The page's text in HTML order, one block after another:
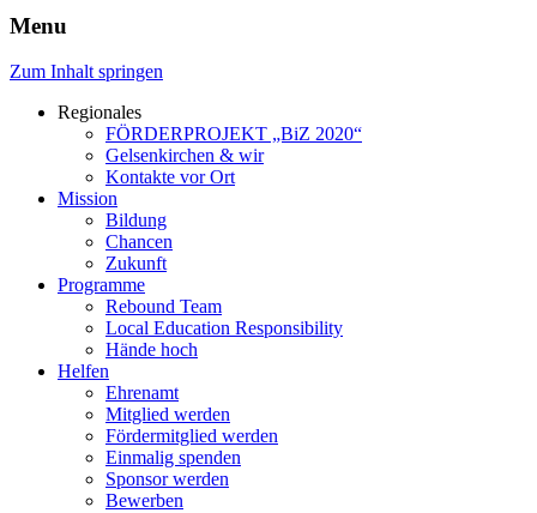
Menu
Zum Inhalt springen
Regionales
FÖRDERPROJEKT „BiZ 2020“
Gelsenkirchen & wir
Kontakte vor Ort
Mission
Bildung
Chancen
Zukunft
Programme
Rebound Team
Local Education Responsibility
Hände hoch
Helfen
Ehrenamt
Mitglied werden
Fördermitglied werden
Einmalig spenden
Sponsor werden
Bewerben